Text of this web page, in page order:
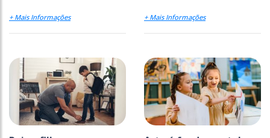
+ Mais Informações + Mais Informações